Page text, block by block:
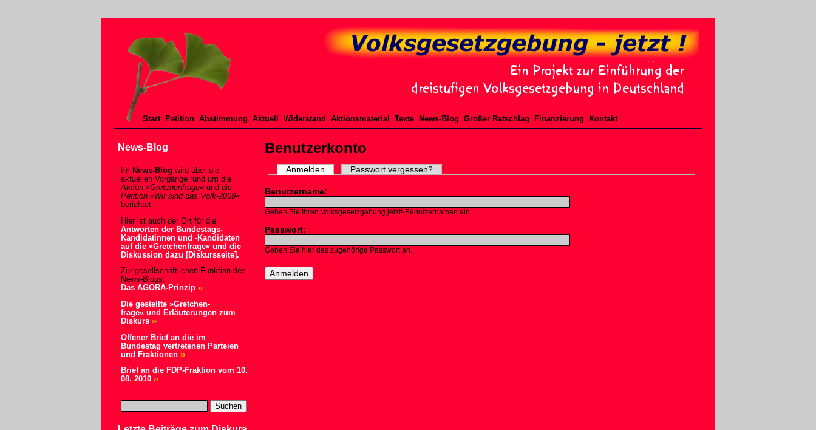
Start Petition Abstimmung Aktuell Widerstand Aktionsmaterial Texte News-Blog Großer Ratschlag Finanzierung Kontakt
News-Blog
Im News-Blog wird über die
aktuellen Vorgänge rund um die
Aktion »Gretchenfrage« und die
Petition »Wir sind das Volk-2009«
berichtet.
Hier ist auch der Ort für die
Antworten der Bundestags-
Kandidatinnen und -Kandidaten
auf die »Gretchenfrage« und die
Diskussion dazu [Diskursseite].
Zur gesellschaftlichen Funktion des
News-Blogs:
Das AGORA-Prinzip ››
Die gestellte »Gretchen-
frage« und Erläuterungen zum
Diskurs ››
Offener Brief an die im
Bundestag vertretenen Parteien
und Fraktionen ››
Brief an die FDP-Fraktion vom 10.
08. 2010 ››
Benutzerkonto
Anmelden Passwort vergessen?
Benutzername:*
Geben Sie Ihren Volksgesetzgebung jetzt!-Benutzernamen ein.
Passwort:*
Geben Sie hier das zugehörige Passwort an.